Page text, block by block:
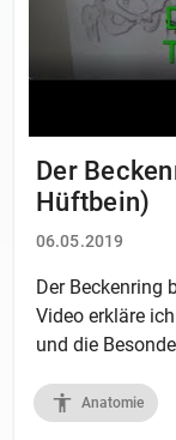
Der
Hüftbein)
06.05.2019
Der Beckenring
Video erkläre
und die
Anatomie